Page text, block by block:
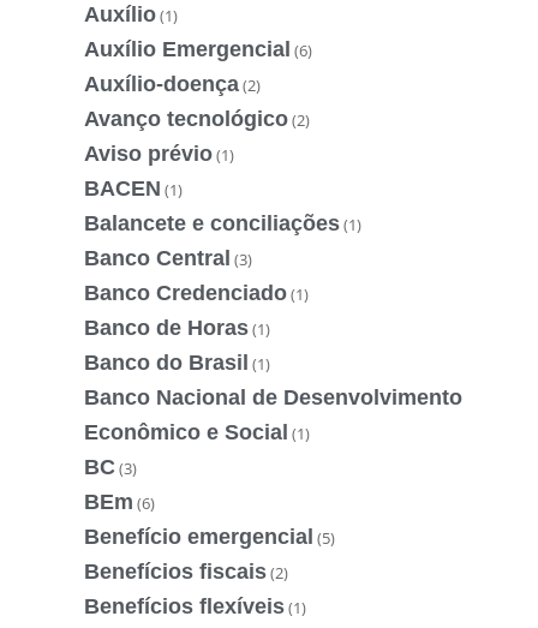
Auxílio(1)
Auxílio Emergencial (6)
Auxílio-doença(2)
Avanço tecnológico(2)
Aviso prévio(1)
BACEN (1)
Balancete e conciliações(1)
Banco Central (3)
Banco Credenciado(1)
Banco de Horas(1)
Banco do Brasil (1)
Banco Nacional de Desenvolvimento
Econômico e Social (1)
BC(3)
BEm (6)
Benefício emergencial (5)
Benefícios fiscais(2)
Benefícios flexíveis(1)